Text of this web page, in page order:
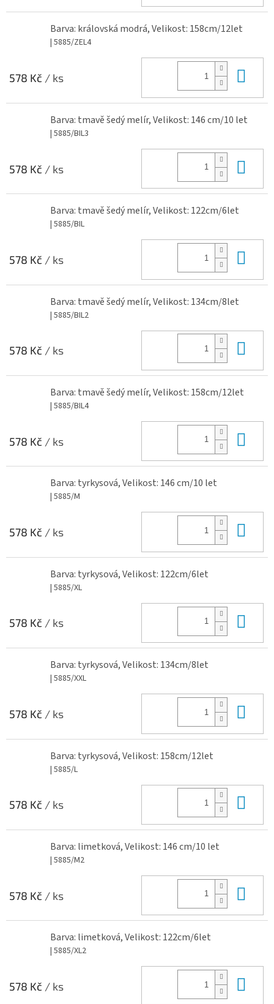
Barva: královská modrá, Velikost: 158cm/12let
| 5885/ZEL4
578 Kč / ks
Barva: tmavě šedý melír, Velikost: 146 cm/10 let
| 5885/BIL3
578 Kč / ks
Barva: tmavě šedý melír, Velikost: 122cm/6let
| 5885/BIL
578 Kč / ks
Barva: tmavě šedý melír, Velikost: 134cm/8let
| 5885/BIL2
578 Kč / ks
Barva: tmavě šedý melír, Velikost: 158cm/12let
| 5885/BIL4
578 Kč / ks
Barva: tyrkysová, Velikost: 146 cm/10 let
| 5885/M
578 Kč / ks
Barva: tyrkysová, Velikost: 122cm/6let
| 5885/XL
578 Kč / ks
Barva: tyrkysová, Velikost: 134cm/8let
| 5885/XXL
578 Kč / ks
Barva: tyrkysová, Velikost: 158cm/12let
| 5885/L
578 Kč / ks
Barva: limetková, Velikost: 146 cm/10 let
| 5885/M2
578 Kč / ks
Barva: limetková, Velikost: 122cm/6let
| 5885/XL2
578 Kč / ks